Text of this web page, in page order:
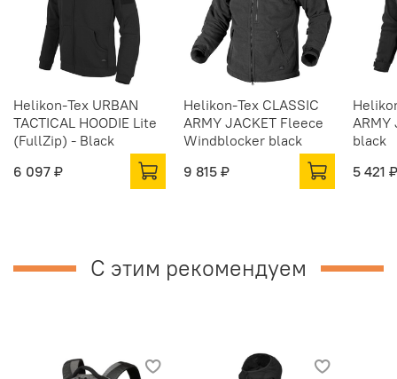
Helikon-Tex URBAN
TACTICAL HOODIE Lite
(FullZip) - Black
6 097 ₽
Helikon-Tex CLASSIC
ARMY JACKET Fleece
Windblocker black
9 815 ₽
ARMY
black
5 421 ₽
С этим рекомендуем